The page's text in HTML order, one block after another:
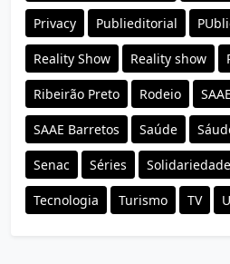
Privacy Publieditorial
Reality Show Reality show
Ribeirão Preto Rodeio
SAAE Barretos Saúde
Senac Séries Solidariedade
Tecnologia Turismo TV